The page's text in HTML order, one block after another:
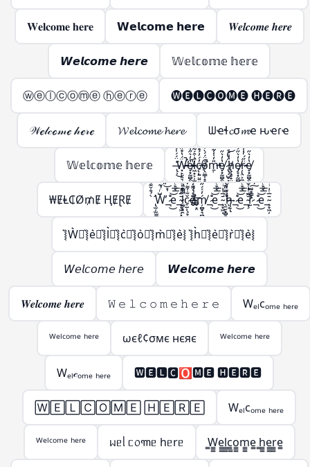
𝐖𝐞𝐥𝐜𝐨𝐦𝐞 𝐡𝐞𝐫𝐞 𝗪𝗲𝗹𝗰𝗼𝗺𝗲 𝗵𝗲𝗿𝗲 𝑾𝒆𝒍𝒄𝒐𝒎𝒆 𝒉𝒆𝒓𝒆
𝙒𝙚𝙡𝙘𝙤𝙢𝙚 𝙝𝙚𝙧𝙚 𝕎𝕖𝕝𝕔𝕠𝕞𝕖 𝕙𝕖𝕣𝕖
ⓦⓔⓛⓒⓞⓜⓔ ⓗⓔⓡⓔ 🅦🅔🅛🅒🅞🅜🅔 🅗🅔🅡🅔
𝒲ℯ𝓁𝒸ℴ𝓂ℯ 𝒽ℯ𝓇ℯ 𝓦𝓮𝓵𝓬𝓸𝓶𝓮 𝓱𝓮𝓻𝓮 ᗯҽɬ𝓬σ𝓶ҽ ԋҽɾҽ
𝕎𝕖𝕝𝕔𝕠𝕞𝕖 𝕙𝕖𝕣𝕖 ̶̢̹͑̈́́̍́͌͘͜Ẅ̶̵̛͓̙̣̯͉̳̣́̔̊̋̃̔̋̍̿̀͒̕̚͠͝e̸̵̞͙̰̻̭̖̭͓̫͔̩̔̒͛̋͑̅̍͐̚͜l̷̶͖͙͕̦̫̺̣̙̳͚̄̇͒́͂̈́͆̇͑͗̽͘͘c̸̵̨̜͍̤͍͍͖̦͎̓́̓́̊̊̆̈̑̀̊͐́ǫ̸̴̤̳̩̝̭̗͉̣̱̦͒̈́́̀͒̅̽̿̽͘̚m̵̵̱̣̎̒̍̾̃̔̋̍̿̀͒̕͝e̸̞͙̰̻̭̖̭͓̫̔̒͛̋͜ ̷̢̡̺̥͎̝͈̬͈̳̈́̔͑͝h̸̵̢̢̥̟̤̜̺̳̣̔͑̊̇̀̏̈́̍̋̄̃̔̋̍̿̀͒͝ͅe̸̷̡̞͙̰̻̭̖̭͓̫̭̱̬̔̒͛̋͐̏͊͜͠͝ŗ̷̵̢̤͕̼̣̈̋́̓̾̄̿̃̔̋̍̿̀͒͜͜͝e̸̞͙̰̻̭̖̭͓̫̔̒͛̋͜
₩ɆⱠ₵Ø₥Ɇ ⱧɆⱤɆ ̢̛̫̦̫̫̪͍̪̝̳̠̖̠̀̉̂̌͊ͩ̑͌̀W̶̨̺͕̖̗͕̮̭̳͈̙̩͑ͬ̉͂͋̈́ͯ͂ͨͭ̇͐͊͆̑̏̋ͭ́̋̓ͮ̾ͭ̆̇̚̕͢͜͠͡_̶̷̧̢͉̠̘̹̼͚̣͇͍̊ͪͨ̊̈́ͩ̎͆̔ͨ̊͐ͣ̈̀͐ͫ͜͝͞͠ͅe_̴̧̞͖̦͓̞̗̙͚̄̅ͭ͗ͥ̈́̇ͬͧͣ͘͞͡l̶̵̷̛͚̗̥̯̞͎̖̬̝̤̯͈̭͓̪̗̫̱̜͙̗̦̤̪̝̳͎̝̝̳̦̲͉̩̠͆̿ͩ͊̒͛ͪ͐̅ͩ̅ͭ͑͌̽̍̾̐ͬ̔̏͂̎̔̀͛͒͝͠ͅç̷̢̠̫̹̞̞̲̬̤͎͚̗̐̍͌̒̇̀̈́̊̂̓ͣͮ̏̽͗ͥͭ̓̌̐̽̐ͭ͜͜͢ͅo̶̶̴̸̬̮̜̳̬͙̤̗͎̗̦̲͕̠̰̱̣͕̮̰͇̖͚̫̬̲ͤ͛̑͌̇ͭ́͊̍̈̏͛͑̈ͮ̏̆ͩ̇̊̂͘̚͘͢͡ͅḿ̸̦̻͙͉̻̟̲̭̟͓̬̓ͯ́̋̓ͮ̾ͭ̆̇͞͡_̶̷̧̢͉̠̘̹̼͚̣͇͍̊ͪͨ̊̈́ͩ̎͆̔ͨ̊͐ͣ̈̀͐ͫ͜͝͞͠ͅe_̴̧̞͖̦̄̅ͭ͗ͥ ̖̱̮͙̻̞̦̙̝͖ͫ̿̎͊̀̇͡͠͝h̷̸̢̝͕̥̗̜̹̠͉̗ͮ̒̌͆͑͌̀͆̀̇ͦ͒̓́̋̓ͮ̾ͭ̆̇͢͟͞͡ͅ_̶̷̧̢͉̠̘̹̼͚̣͇͍̊ͪͨ̊̈́ͩ̎͆̔ͨ̊͐ͣ̈̀͐ͫ͜͝͞͠ͅe_̴̧̢̞͖̦͉̲̬̤͙̪͎̣̰̱̘̯̜̭̖̲̄̅ͭ͗ͥ͒ͫ̃ͪ͒̓ͦ̓͒̎͂̌͌̾̀̄͊ͫ͘͘͢͜͜r̴̷̨̨̢̢̫̯͇̙̱̫͇͇͎̒ͩ̓́̈ͥ͗̓ͤ̊́͒ͬ̓̀́̋̓ͮ̾ͭ̆̇̕͜͠͡ͅ_̶̷̧̢͉̠̘̹̼͚̣͇͍̊ͪͨ̊̈́ͩ̎͆̔ͨ̊͐ͣ̈̀͐ͫ͜͝͞͠ͅe_̴̧̞͖̦̄̅ͭ͗ͥ
͛⦚W͛⦚͛⦚e͛⦚͛⦚l͛⦚͛⦚c͛⦚͛⦚o͛⦚͛⦚m͛⦚͛⦚e͛⦚ ͛⦚h͛⦚͛⦚e͛⦚͛⦚r͛⦚͛⦚e͛⦚
𝘞𝘦𝘭𝘤𝘰𝘮𝘦 𝘩𝘦𝘳𝘦 𝙒𝙚𝙡𝙘𝙤𝙢𝙚 𝙝𝙚𝙧𝙚
𝑾𝒆𝒍𝒄𝒐𝒎𝒆 𝒉𝒆𝒓𝒆 𝚆 𝚎 𝚕 𝚌 𝚘 𝚖 𝚎 𝚑 𝚎 𝚛 𝚎 Wₑₗcₒₘₑ ₕₑᵣₑ
ᵂᵉˡᶜᵒᵐᵉ ʰᵉʳᵉ ωєℓ¢σмє нєяє ᵂᵉˡᶜᵒᵐᵉ ʰᵉʳᵉ
Wₑₗ𝒸ₒₘₑ ₕₑᵣₑ 🆆🅴🅻🅲🅾🅼🅴 🅷🅴🆁🅴
🅆🄴🄻🄲🄾🄼🄴 🄷🄴🅁🄴 Wₑₗcₒₘₑ ₕₑᵣₑ
ᵂᵉˡᶜᵒᵐᵉ ʰᵉʳᵉ ᥕᥱᥣ ᥴ᥆꧑ᥱ hᥱrᥱ ̳W̳̳e̳̳l̳̳c̳̳o̳̳m̳̳e̳ ̳h̳̳e̳̳r̳̳e̳